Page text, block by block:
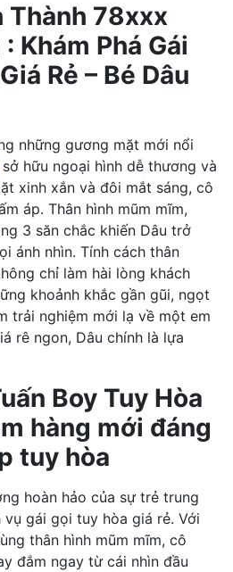
Thành 78xxx
Khám Phá Gái
Rẻ – Bé Dâu
những gương mặt mới nổi
sở hữu ngoại hình dễ thương và
xinh xắn và đôi mắt sáng, cô
áp. Thân hình mũm mĩm,
3 săn chắc khiến Dâu trở
ánh nhìn. Tính cách thân
chỉ làm hài lòng khách
khoảnh khắc gần gũi, ngọt
trải nghiệm mới lạ về một em
rê ngon, Dâu chính là lựa
Boy Tuy Hòa
hàng mới đáng
tuy hòa
hoàn hảo của sự trẻ trung
gái gọi tuy hòa giá rẻ. Với
thân hình mũm mĩm, cô
đắm ngay từ cái nhìn đầu